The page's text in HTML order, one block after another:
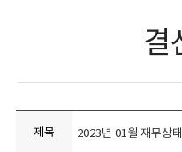
결
제목 2023년 01월 재무상